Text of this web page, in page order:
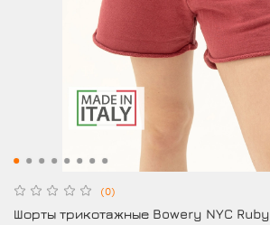
(0)
Шорты трикотажные Bowery NYC Ruby